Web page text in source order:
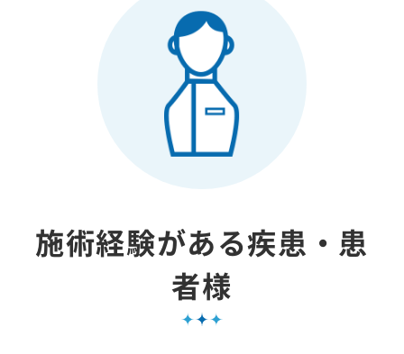
施術経験がある疾患・患
者様